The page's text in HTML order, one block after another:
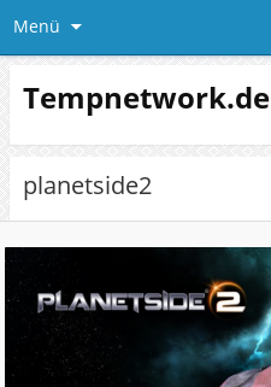
Menü
Tempnetwork.de
planetside2